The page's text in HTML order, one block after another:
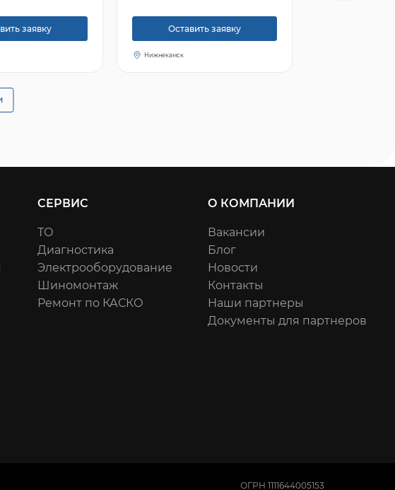
заявку Оставить заявку
Нижнекамск
СЕРВИС
ТО
Диагностика
Электрооборудование
Шиномонтаж
Ремонт по КАСКО
О КОМПАНИИ
Вакансии
Блог
Новости
Контакты
Наши партнеры
Документы для партнеров
ОГРН 1111644005153